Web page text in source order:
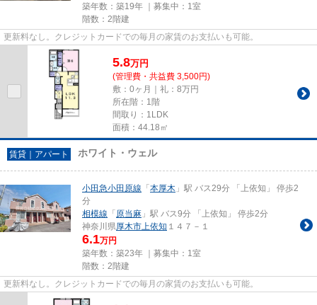
築年数：築19年 ｜募集中： 1室
階数：2階建
更新料なし。クレジットカードでの毎月の家賃のお支払いも可能。
5.8万円
(管理費・共益費 3,500円)
敷：0ヶ月｜礼：8万円
所在階：1階
間取り：1LDK
面積：44.18㎡
賃貸｜アパート ホワイト・ウェル
小田急小田原線 「本厚木 」駅 バス29分 「上依知」 停歩2
分
相模線 「原当麻 」駅 バス9分 「上依知」 停歩2分
神奈川県厚木市上依知 １４７－１
6.1万円
築年数：築23年 ｜募集中： 1室
階数：2階建
更新料なし。クレジットカードでの毎月の家賃のお支払いも可能。